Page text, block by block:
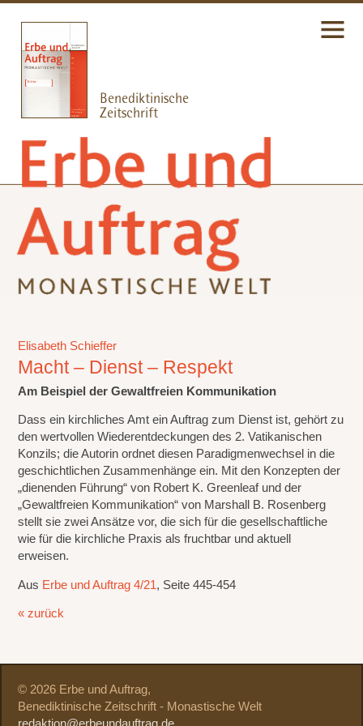
Elisabeth Schieffer
Macht – Dienst – Respekt
Am Beispiel der Gewaltfreien Kommunikation
Dass ein kirchliches Amt ein Auftrag zum Dienst ist, gehört zu
den wertvollen Wiederentdeckungen des 2. Vatikanischen
Konzils; die Autorin ordnet diesen Paradigmenwechsel in die
geschichtlichen Zusammenhänge ein. Mit den Konzepten der
„dienenden Führung“ von Robert K. Greenleaf und der
„Gewaltfreien Kommunikation“ von Marshall B. Rosenberg
stellt sie zwei Ansätze vor, die sich für die gesellschaftliche
wie für die kirchliche Praxis als fruchtbar und aktuell
erweisen.
Aus Erbe und Auftrag 4/21, Seite 445-454
« zurück
© 2026 Erbe und Auftrag,
Benediktinische Zeitschrift - Monastische Welt
redaktion@erbeundauftrag.de